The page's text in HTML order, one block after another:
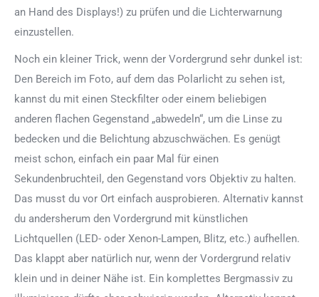
an Hand des Displays!) zu prüfen und die Lichterwarnung
einzustellen.
Noch ein kleiner Trick, wenn der Vordergrund sehr dunkel ist:
Den Bereich im Foto, auf dem das Polarlicht zu sehen ist,
kannst du mit einen Steckfilter oder einem beliebigen
anderen flachen Gegenstand „abwedeln“, um die Linse zu
bedecken und die Belichtung abzuschwächen. Es genügt
meist schon, einfach ein paar Mal für einen
Sekundenbruchteil, den Gegenstand vors Objektiv zu halten.
Das musst du vor Ort einfach ausprobieren. Alternativ kannst
du andersherum den Vordergrund mit künstlichen
Lichtquellen (LED- oder Xenon-Lampen, Blitz, etc.) aufhellen.
Das klappt aber natürlich nur, wenn der Vordergrund relativ
klein und in deiner Nähe ist. Ein komplettes Bergmassiv zu